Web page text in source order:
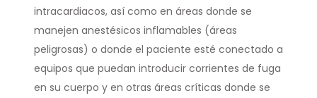
intracardiacos, así como en áreas donde se
manejen anestésicos inflamables (áreas
peligrosas) o donde el paciente esté conectado a
equipos que puedan introducir corrientes de fuga
en su cuerpo y en otras áreas críticas donde se